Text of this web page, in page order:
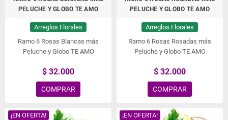
PELUCHE Y GLOBO TE AMO
Arreglos Florales
Ramo 6 Rosas Blancas más
Peluche y Globo TE AMO
$ 32.000
COMPRAR
PELUCHE Y GLOBO TE AMO
Arreglos Florales
Ramo 6 Rosas Rosadas más
Peluche y Globo TE AMO
$ 32.000
COMPRAR
¡EN OFERTA! ¡EN OFERTA!